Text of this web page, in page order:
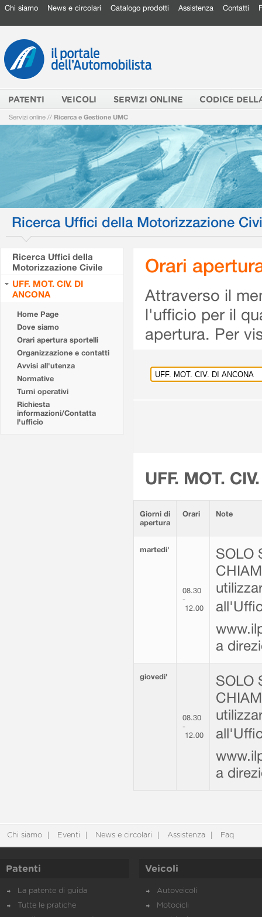
Chi siamo News e circolari Catalogo prodotti Assistenza Contatti
PATENTI VEICOLI SERVIZI ONLINE CODICE
Servizi online // Ricerca e Gestione UMC
Ricerca Uffici della Motorizzazione
Ricerca Uffici della
Motorizzazione Civile
UFF. MOT. CIV. DI
ANCONA
Home Page
Dove siamo
Orari apertura sportelli
Organizzazione e contatti
Avvisi all'utenza
Normative
Turni operativi
Richiesta
informazioni/Contatta
l'ufficio
Orari
Attraverso il
l'ufficio per il
apertura. Per
UFF. MOT.
Giorni di
apertura
Orari Note
martedi'
08.30
-
12.00
SOLO
a
giovedi'
08.30
-
12.00
SOLO
a
Chi siamo Eventi News e circolari Assistenza Faq
Patenti
La patente di guida
Tutte le pratiche
Veicoli
Autoveicoli
Motocicli